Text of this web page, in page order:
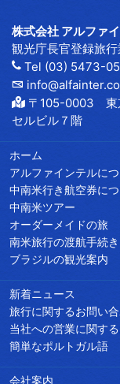
株式会社 アルファ
観光庁長官登録旅
Tel (03) 5473-
〒105-0003 東
セルビル７階
ホーム
アルファインテルに
中南米行き航空券に
中南米ツアー
オーダーメイドの旅
南米旅行の渡航手続き
ブラジルの観光案内
新着ニュース
旅行に関するお問い
当社への営業に関す
簡単なポルトガル語
会社案内